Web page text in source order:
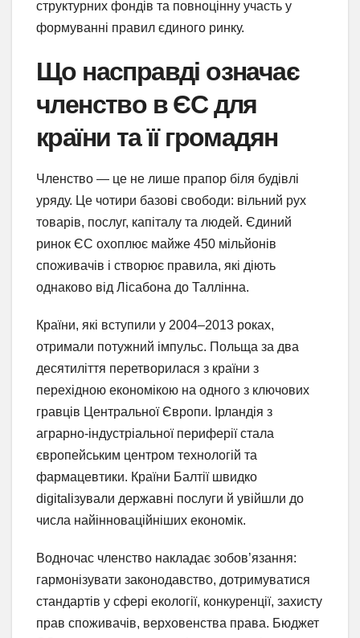
структурних фондів та повноцінну участь у
формуванні правил єдиного ринку.
Що насправді означає
членство в ЄС для
країни та її громадян
Членство — це не лише прапор біля будівлі
уряду. Це чотири базові свободи: вільний рух
товарів, послуг, капіталу та людей. Єдиний
ринок ЄС охоплює майже 450 мільйонів
споживачів і створює правила, які діють
однаково від Лісабона до Таллінна.
Країни, які вступили у 2004–2013 роках,
отримали потужний імпульс. Польща за два
десятиліття перетворилася з країни з
перехідною економікою на одного з ключових
гравців Центральної Європи. Ірландія з
аграрно-індустріальної периферії стала
європейським центром технологій та
фармацевтики. Країни Балтії швидко
digitalізували державні послуги й увійшли до
числа найінноваційніших економік.
Водночас членство накладає зобов’язання:
гармонізувати законодавство, дотримуватися
стандартів у сфері екології, конкуренції, захисту
прав споживачів, верховенства права. Бюджет